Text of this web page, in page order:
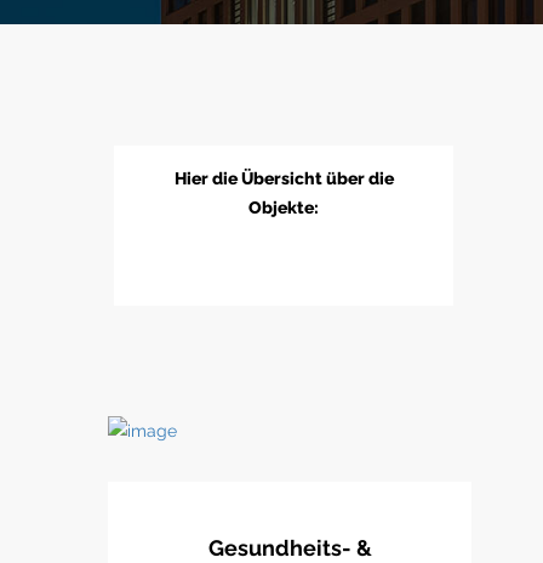
Hier die Übersicht über die
Objekte:
Gesundheits- &